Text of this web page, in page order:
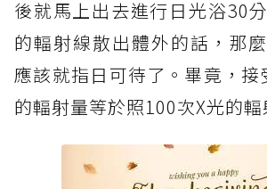
後就馬上出去進行日光浴30
的輻射線散出體外的話，那
應該就指日可待了。畢竟，接
的輻射量等於照100次X光的輻